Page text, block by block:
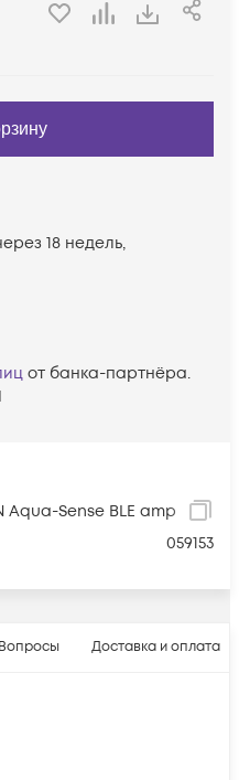
Aqua-Sense BLE amp
059153
18 недель,
от банка-партнёра.
Вопросы Доставка и оплата